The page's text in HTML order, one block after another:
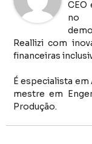
CEO
no
Reallizi com
financeiras
É especialista
mestre em
Produção.